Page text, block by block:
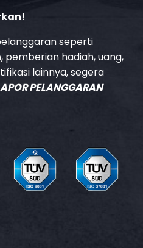
seperti
, pemberian hadiah, uang,
lainnya, segera
PELANGGARAN